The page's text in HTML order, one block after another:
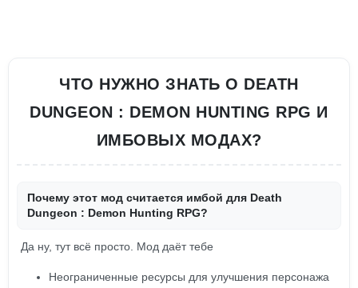
ЧТО НУЖНО ЗНАТЬ О DEATH
DUNGEON : DEMON HUNTING RPG И
ИМБОВЫХ МОДАХ?
Почему этот мод считается имбой для Death
Dungeon : Demon Hunting RPG?
Да ну, тут всё просто. Мод даёт тебе
Неограниченные ресурсы для улучшения персонажа